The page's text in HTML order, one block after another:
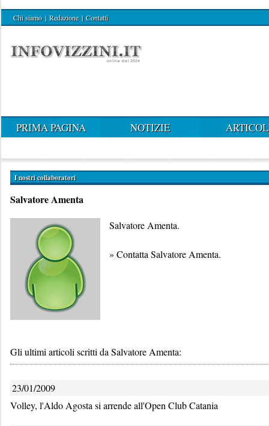
Chi siamo | Redazione | Contatti
PRIMA PAGINA NOTIZIE
I nostri collaboratori
Salvatore Amenta
Salvatore Amenta.
» Contatta Salvatore Amenta.
Gli ultimi articoli scritti da Salvatore Amenta:
23/01/2009
Volley, l'Aldo Agosta si arrende all'Open Club Catania